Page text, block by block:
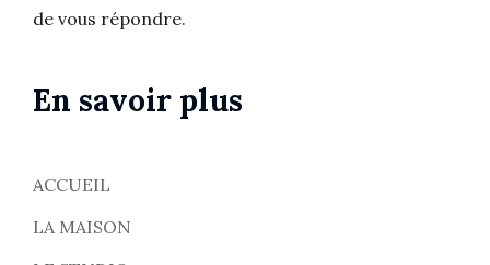
de vous répondre.
En savoir plus
ACCUEIL
LA MAISON